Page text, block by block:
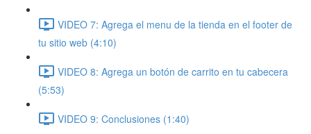
VIDEO 7: Agrega el menu de la tienda en el footer de
tu sitio web (4:10)
VIDEO 8: Agrega un botón de carrito en tu cabecera
(5:53)
VIDEO 9: Conclusiones (1:40)